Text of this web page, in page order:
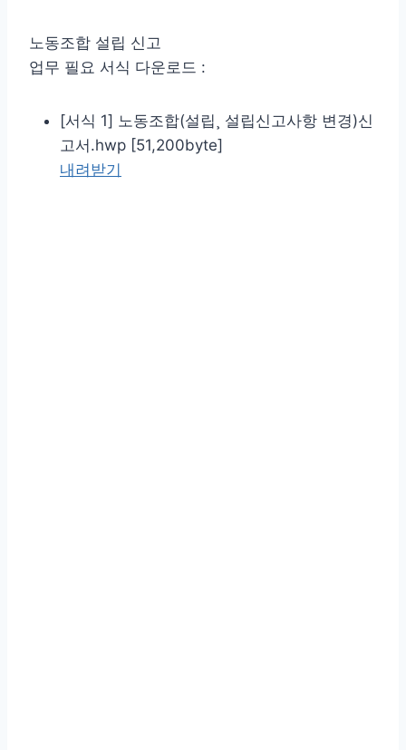
노동조합 설립 신고
업무 필요 서식 다운로드 :
[서식 1] 노동조합(설립¸ 설립신고사항 변경)신
고서.hwp [51,200byte]
내려받기